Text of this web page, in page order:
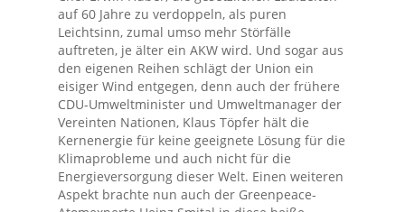
auf 60 Jahre zu verdoppeln, als puren
Leichtsinn, zumal umso mehr Störfälle
auftreten, je älter ein AKW wird. Und sogar aus
den eigenen Reihen schlägt der Union ein
eisiger Wind entgegen, denn auch der frühere
CDU-Umweltminister und Umweltmanager der
Vereinten Nationen, Klaus Töpfer hält die
Kernenergie für keine geeignete Lösung für die
Klimaprobleme und auch nicht für die
Energieversorgung dieser Welt. Einen weiteren
Aspekt brachte nun auch der Greenpeace-